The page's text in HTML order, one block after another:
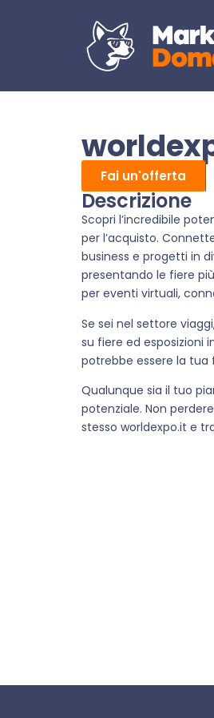
Fai un'offerta
Descrizione
Scopri l’incredibile
per l’acquisto.
business e progetti in
presentando le fiere
per eventi virtuali,
Se sei nel settore
su fiere ed esposizioni
potrebbe essere la tua
Qualunque sia il tuo
potenziale. Non
stesso worldexpo.it e